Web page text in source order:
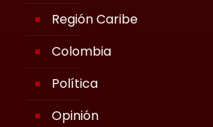
Región Caribe
Colombia
Política
Opinión